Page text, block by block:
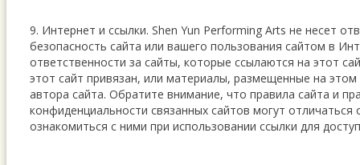
9. Интернет и ссылки. Shen Yun Performing Arts не несет
безопасность сайта или вашего пользования сайтом в
ответственности за сайты, которые ссылаются на этот
этот сайт привязан, или материалы, размещенные на
автора сайта. Обратите внимание, что правила сайта и
конфиденциальности связанных сайтов могут
ознакомиться с ними при использовании ссылки для